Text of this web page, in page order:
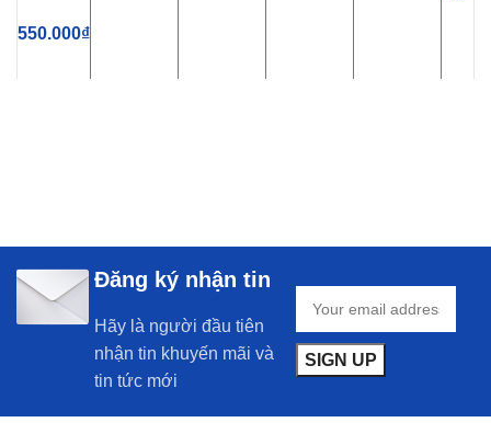
550.000₫
Đăng ký nhận tin
Hãy là người đầu tiên
nhận tin khuyến mãi và
tin tức mới